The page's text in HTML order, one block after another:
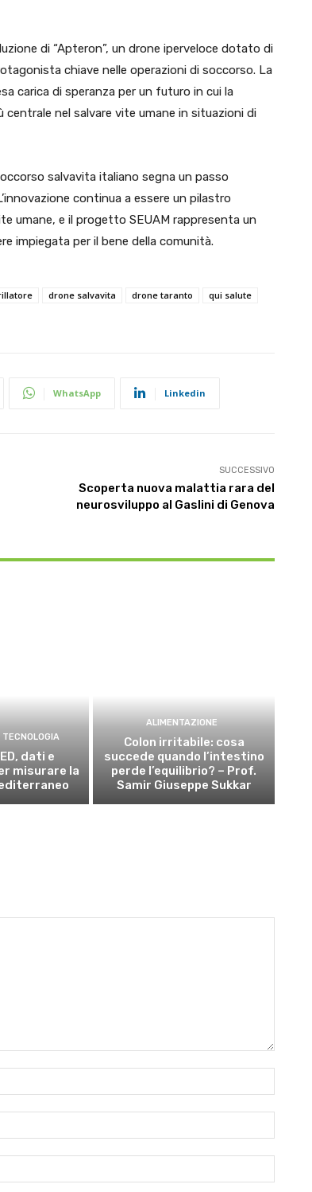
di “Apteron”, un drone iperveloce dotato di
chiave nelle operazioni di soccorso. La
carica di speranza per un futuro in cui la
nel salvare vite umane in situazioni di
salvavita italiano segna un passo
continua a essere un pilastro
umane, e il progetto SEUAM rappresenta un
impiegata per il bene della comunità.
drone salvavita drone taranto
qui salute
WhatsApp Linkedin
SUCCESSIVO
Scoperta nuova malattia rara del
neurosviluppo al Gaslini di Genova
TECNOLOGIA
dati e
misurare la
ALIMENTAZIONE
Colon irritabile: cosa
succede quando l’intestino
perde l’equilibrio? – Prof.
Samir Giuseppe Sukkar